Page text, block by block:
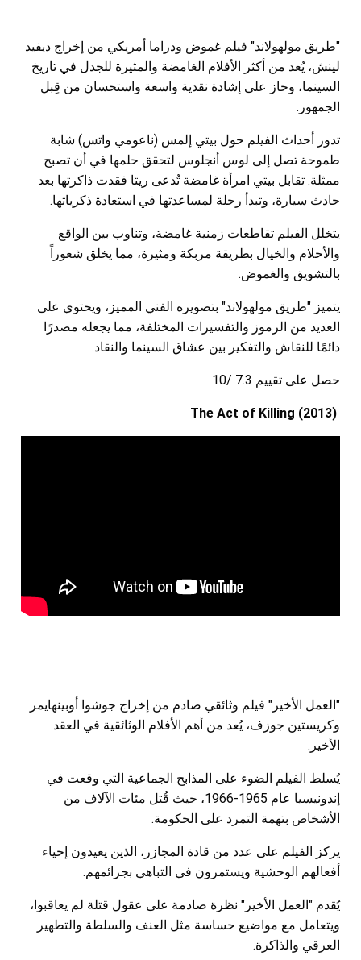
"طريق مولهولاند" فيلم غموض ودراما أمريكي من إخراج ديفيد
لينش، يُعد من أكثر الأفلام الغامضة والمثيرة للجدل في تاريخ
السينما، وحاز على إشادة نقدية واسعة واستحسان من قِبل
الجمهور.
تدور أحداث الفيلم حول بيتي إلمس (ناعومي واتس) شابة
طموحة تصل إلى لوس أنجلوس لتحقق حلمها في أن تصبح
ممثلة. تقابل بيتي امرأة غامضة تُدعى ريتا فقدت ذاكرتها بعد
حادث سيارة، وتبدأ رحلة لمساعدتها في استعادة ذكرياتها.
يتخلل الفيلم تقاطعات زمنية غامضة، وتناوب بين الواقع
والأحلام والخيال بطريقة مربكة ومثيرة، مما يخلق شعوراً
بالتشويق والغموض.
يتميز "طريق مولهولاند" بتصويره الفني المميز، ويحتوي على
العديد من الرموز والتفسيرات المختلفة، مما يجعله مصدرًا
دائمًا للنقاش والتفكير بين عشاق السينما والنقاد.
حصل على تقييم 7.3 /10
"العمل الأخير" فيلم وثائقي صادم من إخراج جوشوا أوبينهايمر
وكريستين جوزف، يُعد من أهم الأفلام الوثائقية في العقد
الأخير.
يُسلط الفيلم الضوء على المذابح الجماعية التي وقعت في
إندونيسيا عام 1965-1966، حيث قُتل مئات الآلاف من
الأشخاص بتهمة التمرد على الحكومة.
يركز الفيلم على عدد من قادة المجازر، الذين يعيدون إحياء
أفعالهم الوحشية ويستمرون في التباهي بجرائمهم.
يُقدم "العمل الأخير" نظرة صادمة على عقول قتلة لم يعاقبوا،
ويتعامل مع مواضيع حساسة مثل العنف والسلطة والتطهير
العرقي والذاكرة.